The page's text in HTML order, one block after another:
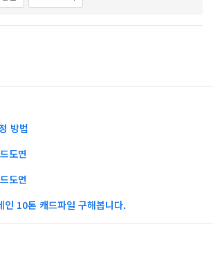
방법
도면
도면
인 10톤 캐드파일 구해봅니다.